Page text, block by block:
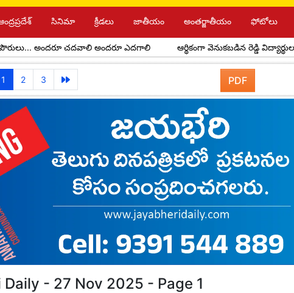
సినిమా క్రీడలు జాతీయం అంతర్జాతీయం ఫోటోలు
చదవాలి అందరూ ఎదగాలి ఆర్థికంగా వెనుకబడిన రెడ్డి విద్యార్థులకు
1 2 3 PDF
- 27 Nov 2025 - Page 1